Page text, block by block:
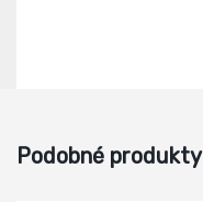
Podobné produkty